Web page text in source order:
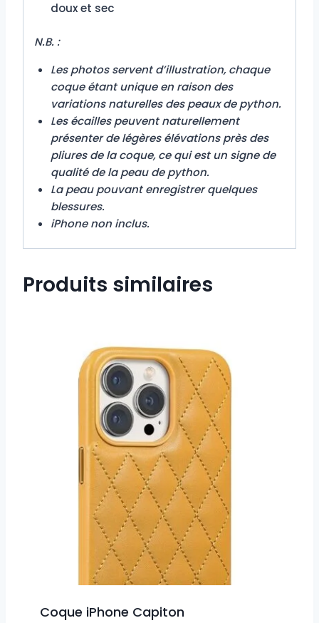
doux et sec
N.B. :
Les photos servent d’illustration, chaque
coque étant unique en raison des
variations naturelles des peaux de python.
Les écailles peuvent naturellement
présenter de légères élévations près des
pliures de la coque, ce qui est un signe de
qualité de la peau de python.
La peau pouvant enregistrer quelques
blessures.
iPhone non inclus.
Produits similaires
Coque iPhone Capiton